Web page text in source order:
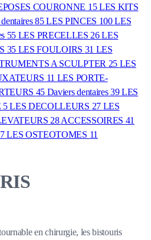
COURONNE 15LES KITS
dentaires85LES PINCES 100LES
55 LES PRECELLES 26LES
35 LES FOULOIRS 31 LES
A SCULPTER 25 LES
11 LES PORTE-
45 Daviers dentaires39LES
5LES DECOLLEURS 27 LES
28ACCESSOIRES 41
LES OSTEOTOMES 11
en chirurgie, les bistouris